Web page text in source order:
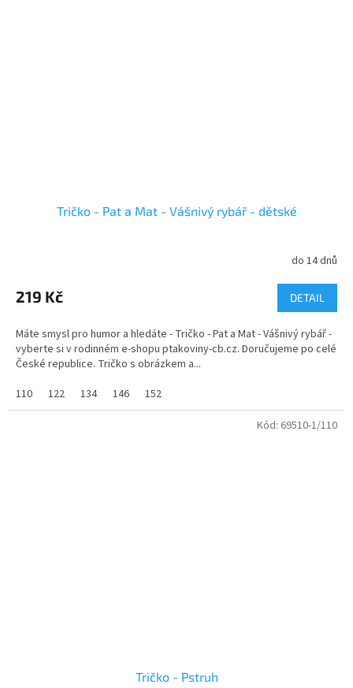
Tričko - Pat a Mat - Vášnivý rybář - dětské
do 14 dnů
219 Kč DETAIL
Máte smysl pro humor a hledáte - Tričko - Pat a Mat - Vášnivý rybář -
vyberte si v rodinném e-shopu ptakoviny-cb.cz. Doručujeme po celé
České republice. Tričko s obrázkem a...
110
122 134 146 152
Tričko - Pstruh
Kód: 69510-1/110